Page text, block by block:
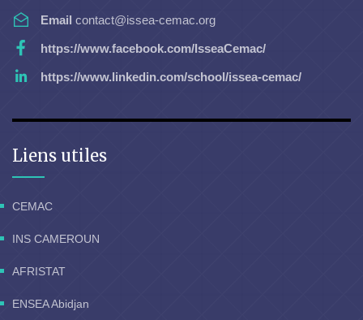
Email contact@issea-cemac.org
https://www.facebook.com/IsseaCemac/
https://www.linkedin.com/school/issea-cemac/
Liens utiles
CEMAC
INS CAMEROUN
AFRISTAT
ENSEA Abidjan